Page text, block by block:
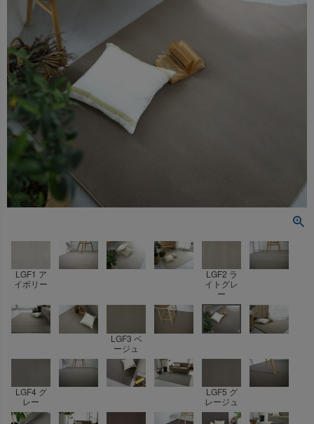
LGF1 ア
イボリー
LGF2 ラ
イトグレ
ー
LGF3 ベ
ージュ
LGF4 グ
レー
LGF5 グ
レージュ